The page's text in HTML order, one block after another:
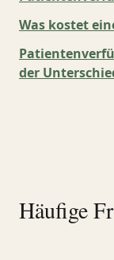
Was kostet
der
Häufige